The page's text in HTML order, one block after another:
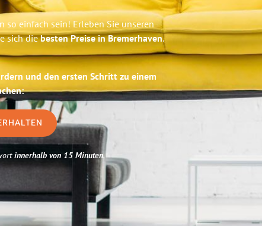
so einfach sein! Erleben Sie unseren
sich diebesten Preise in Bremerhaven.
und den ersten Schritt zu einem
innerhalb von 15 Minuten.